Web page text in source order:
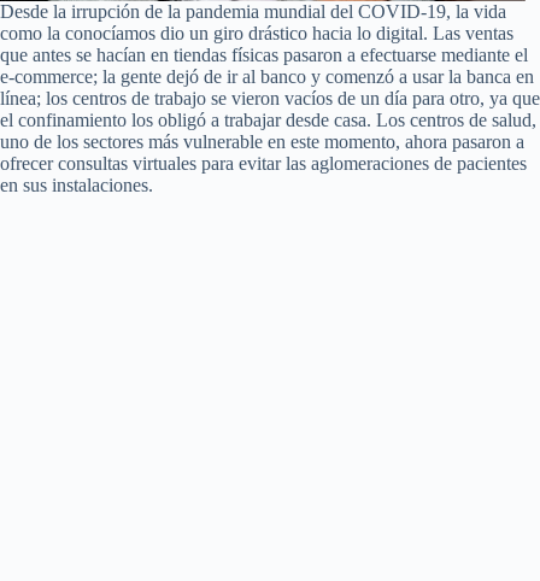
Desde la irrupción de la pandemia mundial del COVID-19, la vida
como la conocíamos dio un giro drástico hacia lo digital. Las ventas
que antes se hacían en tiendas físicas pasaron a efectuarse mediante el
e-commerce; la gente dejó de ir al banco y comenzó a usar la banca en
línea; los centros de trabajo se vieron vacíos de un día para otro, ya que
el confinamiento los obligó a trabajar desde casa. Los centros de salud,
uno de los sectores más vulnerable en este momento, ahora pasaron a
ofrecer consultas virtuales para evitar las aglomeraciones de pacientes
en sus instalaciones.